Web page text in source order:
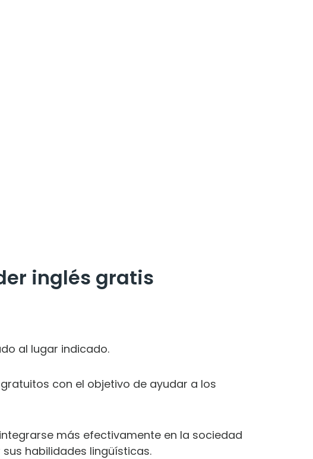
inglés gratis
al lugar indicado.
con el objetivo de ayudar a los
más efectivamente en la sociedad
habilidades lingüísticas.